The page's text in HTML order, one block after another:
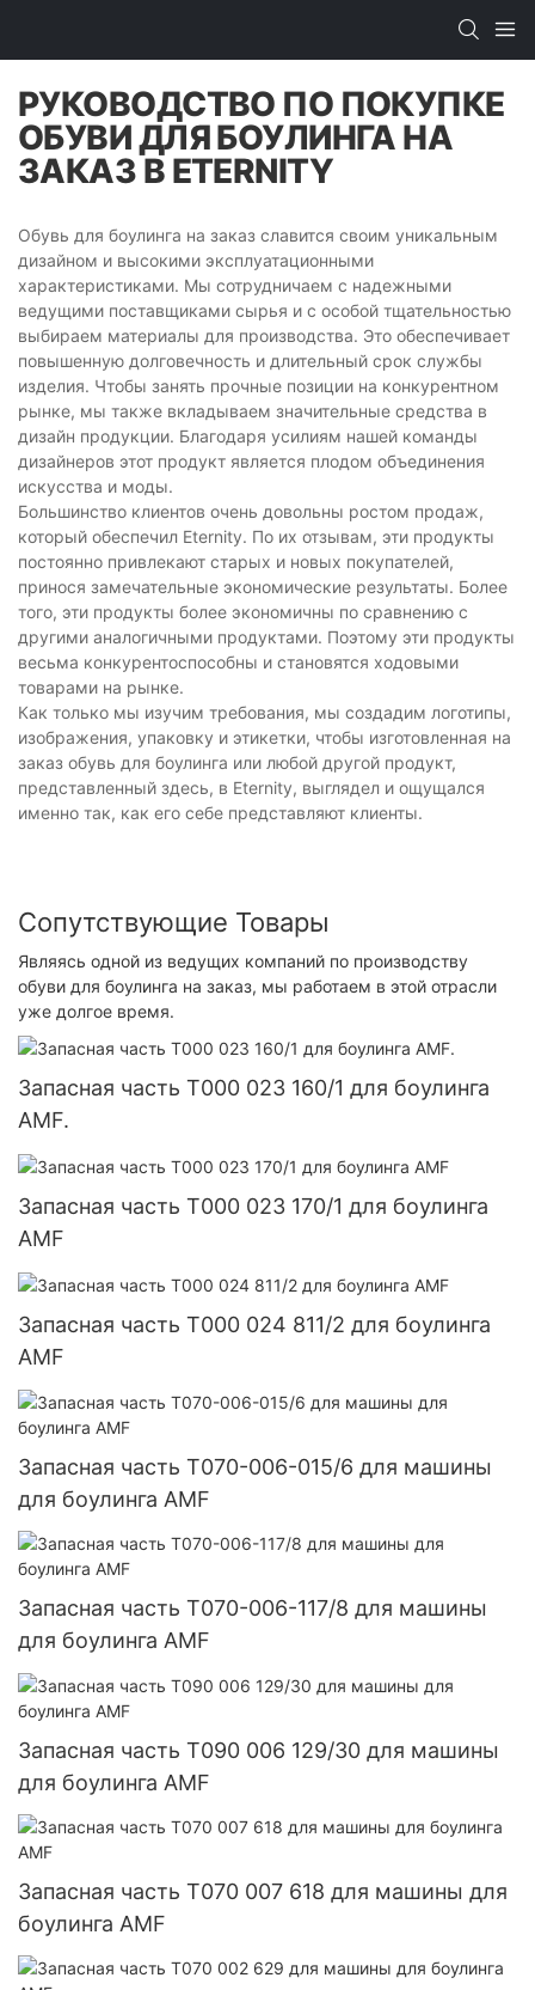
РУКОВОДСТВО ПО ПОКУПКЕ
ОБУВИ ДЛЯ БОУЛИНГА НА
ЗАКАЗ В ETERNITY
Обувь для боулинга на заказ славится своим уникальным
дизайном и высокими эксплуатационными
характеристиками. Мы сотрудничаем с надежными
ведущими поставщиками сырья и с особой тщательностью
выбираем материалы для производства. Это обеспечивает
повышенную долговечность и длительный срок службы
изделия. Чтобы занять прочные позиции на конкурентном
рынке, мы также вкладываем значительные средства в
дизайн продукции. Благодаря усилиям нашей команды
дизайнеров этот продукт является плодом объединения
искусства и моды.
Большинство клиентов очень довольны ростом продаж,
который обеспечил Eternity. По их отзывам, эти продукты
постоянно привлекают старых и новых покупателей,
принося замечательные экономические результаты. Более
того, эти продукты более экономичны по сравнению с
другими аналогичными продуктами. Поэтому эти продукты
весьма конкурентоспособны и становятся ходовыми
товарами на рынке.
Как только мы изучим требования, мы создадим логотипы,
изображения, упаковку и этикетки, чтобы изготовленная на
заказ обувь для боулинга или любой другой продукт,
представленный здесь, в Eternity, выглядел и ощущался
именно так, как его себе представляют клиенты.
Сопутствующие Товары
Являясь одной из ведущих компаний по производству
обуви для боулинга на заказ, мы работаем в этой отрасли
уже долгое время.
Запасная часть T000 023 160/1 для боулинга
AMF.
Запасная часть T000 023 170/1 для боулинга
AMF
Запасная часть T000 024 811/2 для боулинга
AMF
Запасная часть T070-006-015/6 для машины
для боулинга AMF
Запасная часть T070-006-117/8 для машины
для боулинга AMF
Запасная часть T090 006 129/30 для машины
для боулинга AMF
Запасная часть T070 007 618 для машины для
боулинга AMF